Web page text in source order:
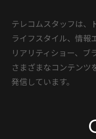
テレコムスタッフは、
ライフスタイル、 情報
リアリティショー、 ブ
さまざまなコンテンツ
発信しています。